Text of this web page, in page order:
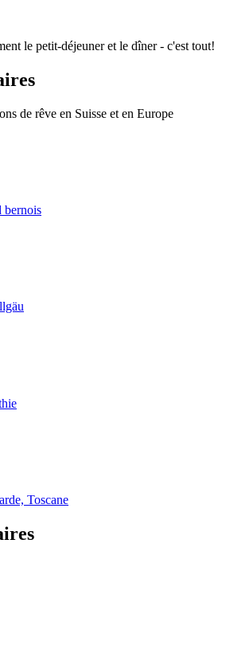
le petit-déjeuner et le dîner - c'est tout!
de rêve en Suisse et en Europe
bernois
Toscane